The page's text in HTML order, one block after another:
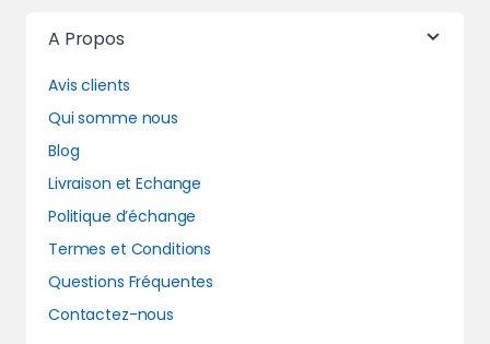
A Propos
Avis clients
Qui somme nous
Blog
Livraison et Echange
Politique d’échange
Termes et Conditions
Questions Fréquentes
Contactez-nous